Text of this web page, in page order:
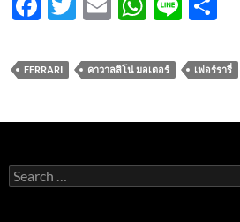
e
b
o
k
itt
er
ail at
s
A
p
e ar
e
FERRARI คาวาลลิโน่ มอเตอร์ เฟอร์รารี่
Search
for: